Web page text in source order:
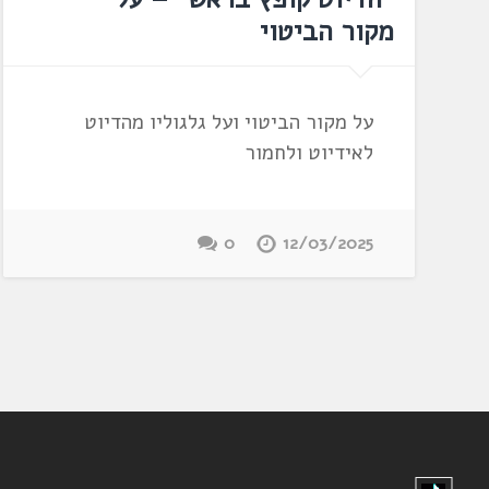
מקור הביטוי
על מקור הביטוי ועל גלגוליו מהדיוט
לאידיוט ולחמור
12/03/2025
0